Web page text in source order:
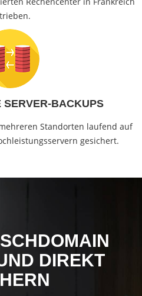
SERVER-BACKUPS
Standorten laufend auf
gesichert.
DIREKT